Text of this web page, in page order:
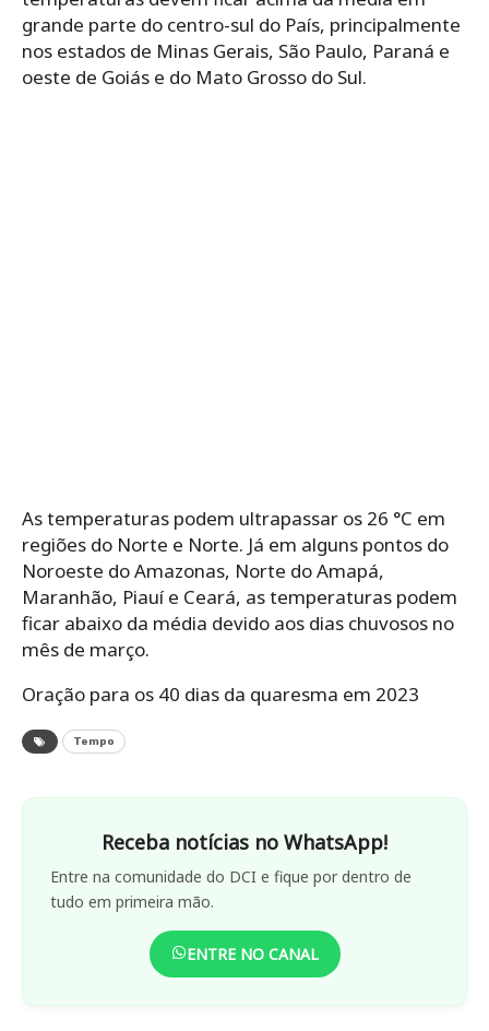
grande parte do centro-sul do País, principalmente
nos estados de Minas Gerais, São Paulo, Paraná e
oeste de Goiás e do Mato Grosso do Sul.
As temperaturas podem ultrapassar os 26 °C em
regiões do Norte e Norte. Já em alguns pontos do
Noroeste do Amazonas, Norte do Amapá,
Maranhão, Piauí e Ceará, as temperaturas podem
ficar abaixo da média devido aos dias chuvosos no
mês de março.
Oração para os 40 dias da quaresma em 2023
Tempo
Receba notícias no WhatsApp!
Entre na comunidade do DCI e fique por dentro de
tudo em primeira mão.
ENTRE NO CANAL